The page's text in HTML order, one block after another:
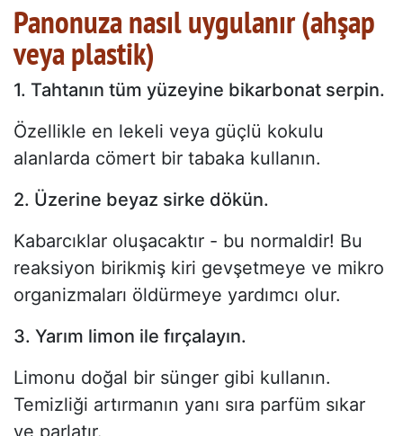
Panonuza nasıl uygulanır (ahşap
veya plastik)
1. Tahtanın tüm yüzeyine bikarbonat serpin.
Özellikle en lekeli veya güçlü kokulu
alanlarda cömert bir tabaka kullanın.
2. Üzerine beyaz sirke dökün.
Kabarcıklar oluşacaktır - bu normaldir! Bu
reaksiyon birikmiş kiri gevşetmeye ve mikro
organizmaları öldürmeye yardımcı olur.
3. Yarım limon ile fırçalayın.
Limonu doğal bir sünger gibi kullanın.
Temizliği artırmanın yanı sıra parfüm sıkar
ve parlatır.